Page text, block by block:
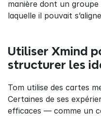
manière dont un
laquelle il pouvait
Utiliser Xmind
structurer les
Tom utilise des cartes
Certaines de ses
efficaces — comme un